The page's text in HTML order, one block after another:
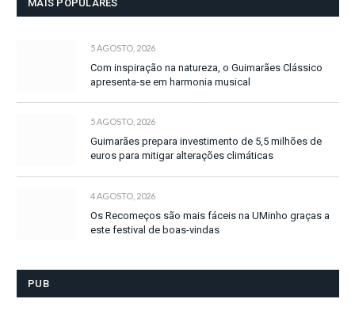
MAIS POPULARES
5 AGOSTO, 2026
Com inspiração na natureza, o Guimarães Clássico
apresenta-se em harmonia musical
5 AGOSTO, 2026
Guimarães prepara investimento de 5,5 milhões de
euros para mitigar alterações climáticas
4 AGOSTO, 2026
Os Recomeços são mais fáceis na UMinho graças a
este festival de boas-vindas
PUB